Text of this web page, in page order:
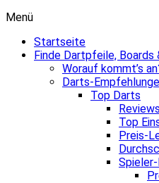
Menü
Startseite
Finde Dartpfeile, Boards
Worauf kommt’s
Darts-
Top Darts
Reviews
Top
Preis-